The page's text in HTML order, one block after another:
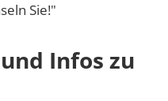
Sie!"
Infos zu